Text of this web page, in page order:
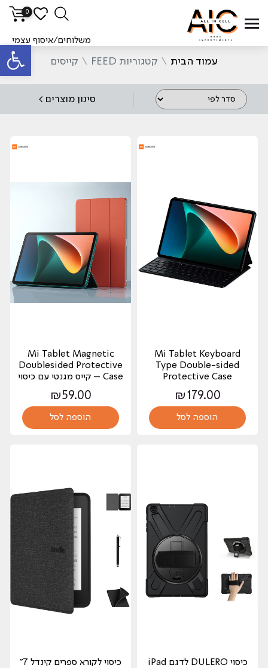
פתח
0
משלוחים/איסוף עצמי
עמוד הבית \ קטגוריות FEED \ קייסים
סינון מוצרים >
Mi Tablet Keyboard
Type Double-sided
Protective Case
₪ 179.00
הוספה לסל
Mi Tablet Magnetic
Doublesided Protective
Case – קייס מגנטי עם כיסוי
₪59.00
הוספה לסל
כיסוי DULERO לדגם iPad
כיסוי לקורא ספרים קינדל 7"